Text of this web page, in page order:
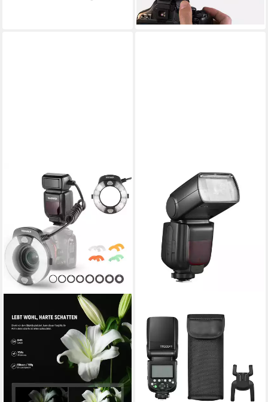
-15%
lieferbar - in 3-4 Werktagen bei dir